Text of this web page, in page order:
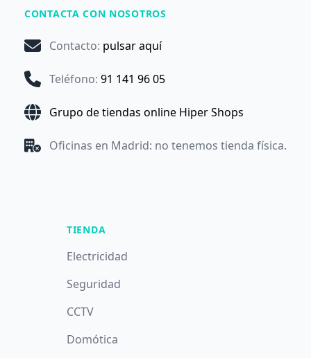
CONTACTA CON NOSOTROS
Contacto: pulsar aquí
Teléfono: 91 141 96 05
Grupo de tiendas online Hiper Shops
Oficinas en Madrid: no tenemos tienda física.
TIENDA
Electricidad
Seguridad
CCTV
Domótica